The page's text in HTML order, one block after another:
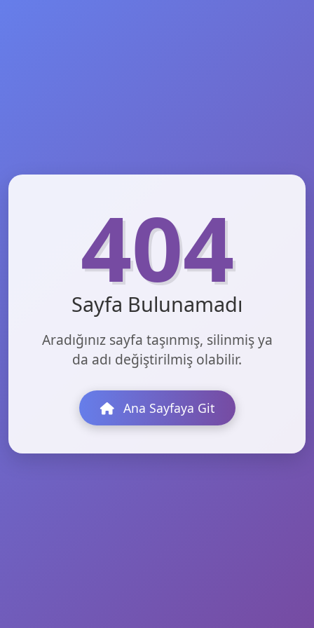
404
Sayfa Bulunamadı
Aradığınız sayfa taşınmış, silinmiş ya
da adı değiştirilmiş olabilir.
Ana Sayfaya Git